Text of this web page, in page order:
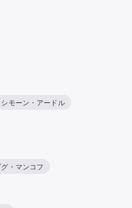
シモーン・アードル
グ・マンコフ